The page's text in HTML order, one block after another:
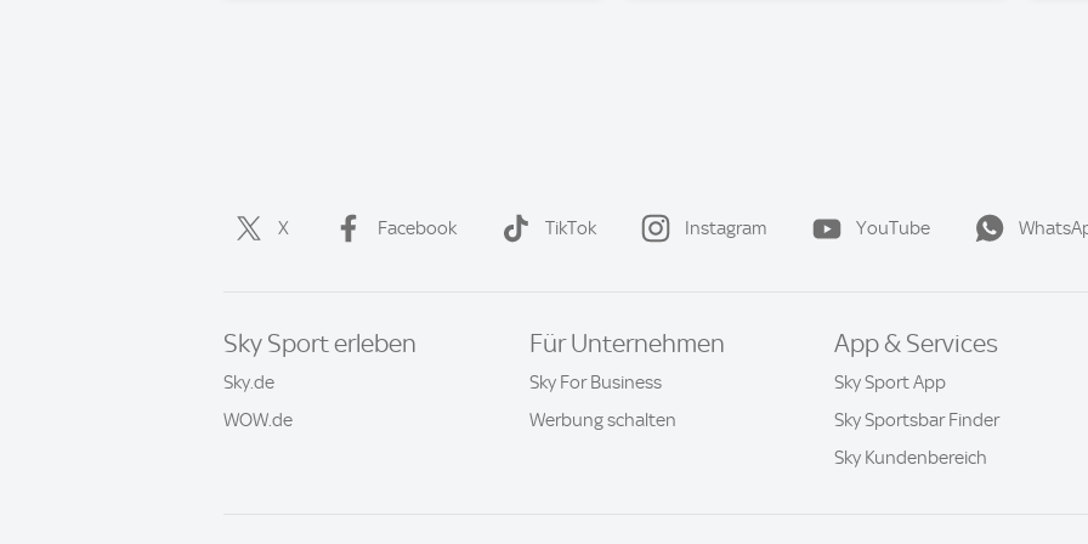
X Facebook TikTok Instagram YouTube
Sky Sport erleben
Sky.de
WOW.de
Für Unternehmen
Sky For Business
Werbung schalten
App & Services
Sky Sport App
Sky Sportsbar Finder
Sky Kundenbereich